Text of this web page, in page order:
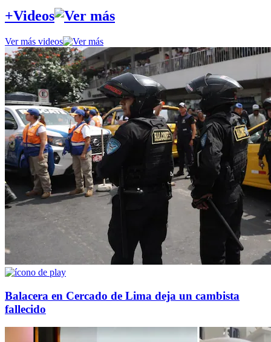
+Videos
Ver más videos
Balacera en Cercado de Lima deja un cambista
fallecido